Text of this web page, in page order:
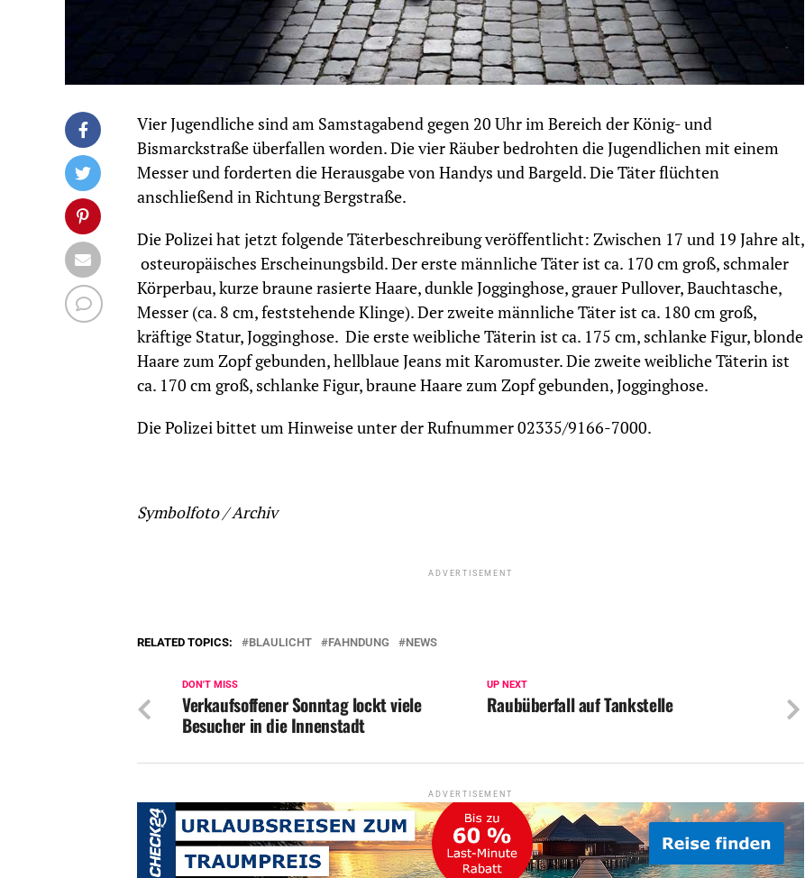
Vier Jugendliche sind am Samstagabend gegen 20 Uhr im Bereich der König- und
Bismarckstraße überfallen worden. Die vier Räuber bedrohten die Jugendlichen mit einem
Messer und forderten die Herausgabe von Handys und Bargeld. Die Täter flüchten
anschließend in Richtung Bergstraße.
Die Polizei hat jetzt folgende Täterbeschreibung veröffentlicht: Zwischen 17 und 19 Jahre alt,
osteuropäisches Erscheinungsbild. Der erste männliche Täter ist ca. 170 cm groß, schmaler
Körperbau, kurze braune rasierte Haare, dunkle Jogginghose, grauer Pullover, Bauchtasche,
Messer (ca. 8 cm, feststehende Klinge). Der zweite männliche Täter ist ca. 180 cm groß,
kräftige Statur, Jogginghose. Die erste weibliche Täterin ist ca. 175 cm, schlanke Figur, blonde
Haare zum Zopf gebunden, hellblaue Jeans mit Karomuster. Die zweite weibliche Täterin ist
ca. 170 cm groß, schlanke Figur, braune Haare zum Zopf gebunden, Jogginghose.
Die Polizei bittet um Hinweise unter der Rufnummer 02335/9166-7000.
Symbolfoto / Archiv
ADVERTISEMENT
RELATED TOPICS: BLAULICHT FAHNDUNG NEWS
UP NEXT
Raubüberfall auf Tankstelle
DON'T MISS
Verkaufsoffener Sonntag lockt viele
Besucher in die Innenstadt
ADVERTISEMENT